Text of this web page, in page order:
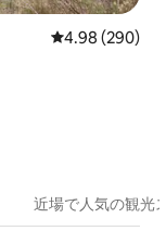
レビュー290
4.98 (290)
近場で人気の観光